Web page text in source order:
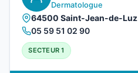
Dermatologue
64500 Saint-Jean-de-Luz
05 59 51 02 90
SECTEUR 1